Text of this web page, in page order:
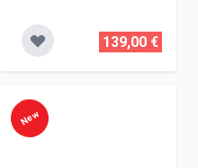
139,00 €
New